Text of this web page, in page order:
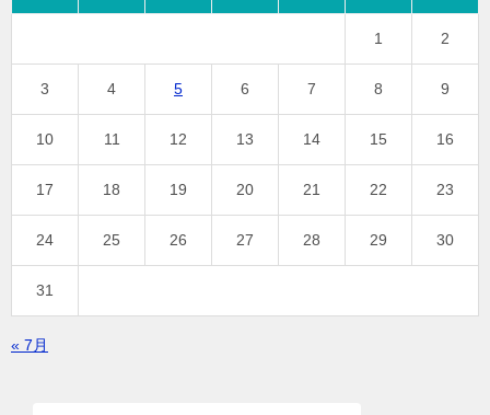
1 2
3 4 5 6 7 8 9
10 11 12 13 14 15 16
17 18 19 20 21 22 23
24 25 26 27 28 29 30
31
« 7月